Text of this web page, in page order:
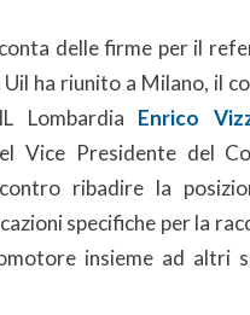
delle firme per il
ha riunito a Milano, il
Lombardia Enrico
Vice Presidente del
ribadire la
specifiche per la
insieme ad altri